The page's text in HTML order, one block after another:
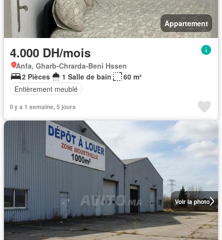
Appartement
4.000 DH/mois
Anfa, Gharb-Chrarda-Beni Hssen
2 Pièces
1 Salle de bain
60 m²
Entièrement meublé
Il y a 1 semaine, 5 jours
Voir la photo